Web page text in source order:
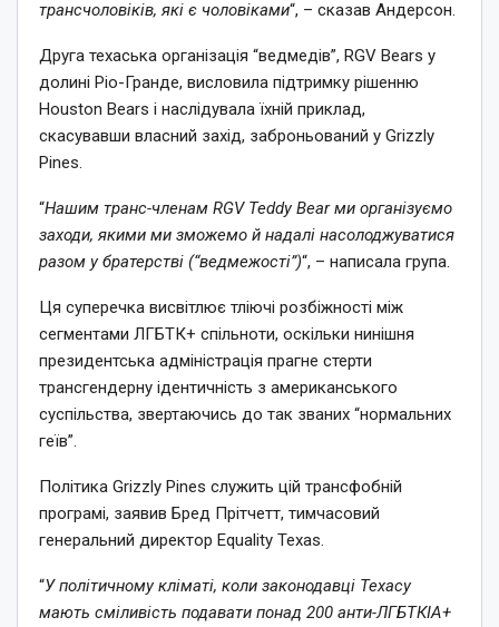
трансчоловіків, які є чоловіками“, – сказав Андерсон.
Друга техаська організація “ведмедів”, RGV Bears у
долині Ріо-Гранде, висловила підтримку рішенню
Houston Bears і наслідувала їхній приклад,
скасувавши власний захід, заброньований у Grizzly
Pines.
“Нашим транс-членам RGV Teddy Bear ми організуємо
заходи, якими ми зможемо й надалі насолоджуватися
разом у братерстві (“ведмежості”)“, – написала група.
Ця суперечка висвітлює тліючі розбіжності між
сегментами ЛГБТК+ спільноти, оскільки нинішня
президентська адміністрація прагне стерти
трансгендерну ідентичність з американського
суспільства, звертаючись до так званих “нормальних
геїв”.
Політика Grizzly Pines служить цій трансфобній
програмі, заявив Бред Прітчетт, тимчасовий
генеральний директор Equality Texas.
“У політичному кліматі, коли законодавці Техасу
мають сміливість подавати понад 200 анти-ЛГБТКІА+